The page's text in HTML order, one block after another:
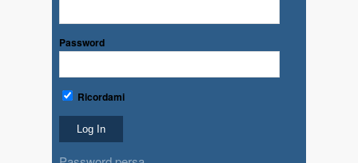
Password
Ricordami